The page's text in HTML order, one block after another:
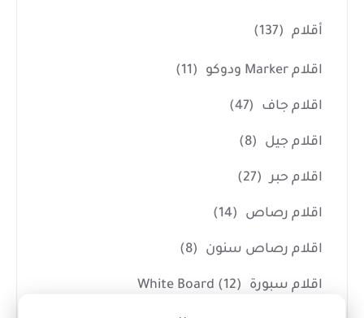
أقلام (137)
اقلام Marker ودوكو (11)
اقلام جاف (47)
اقلام جيل (8)
اقلام حبر (27)
اقلام رصاص (14)
اقلام رصاص سنون (8)
اقلام سبورة White Board (12)